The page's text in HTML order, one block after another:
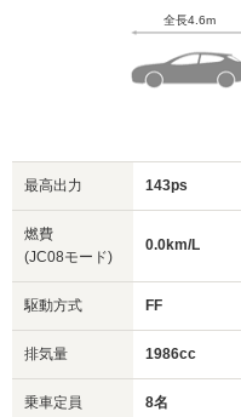
全長4.6m
最高出力 143ps
燃費
(JC08モード)
0.0km/L
駆動方式 FF
排気量 1986cc
乗車定員 8名